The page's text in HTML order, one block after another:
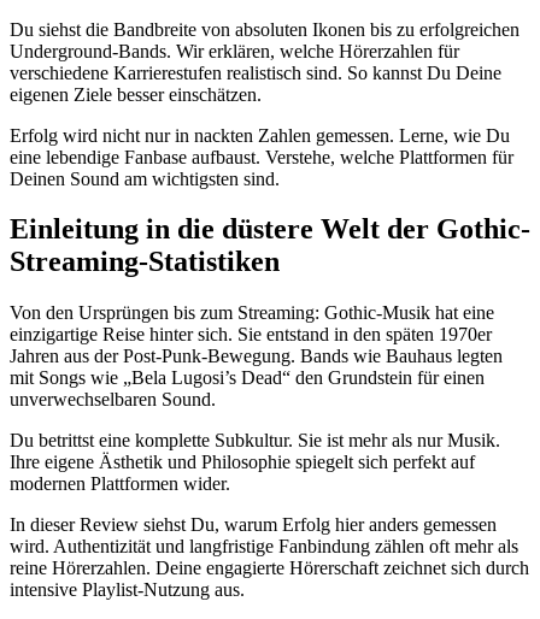
Du siehst die Bandbreite von absoluten Ikonen bis zu erfolgreichen
Underground-Bands. Wir erklären, welche Hörerzahlen für
verschiedene Karrierestufen realistisch sind. So kannst Du Deine
eigenen Ziele besser einschätzen.
Erfolg wird nicht nur in nackten Zahlen gemessen. Lerne, wie Du
eine lebendige Fanbase aufbaust. Verstehe, welche Plattformen für
Deinen Sound am wichtigsten sind.
Einleitung in die düstere Welt der Gothic-
Streaming-Statistiken
Von den Ursprüngen bis zum Streaming: Gothic-Musik hat eine
einzigartige Reise hinter sich. Sie entstand in den späten 1970er
Jahren aus der Post-Punk-Bewegung. Bands wie Bauhaus legten
mit Songs wie „Bela Lugosi’s Dead“ den Grundstein für einen
unverwechselbaren Sound.
Du betrittst eine komplette Subkultur. Sie ist mehr als nur Musik.
Ihre eigene Ästhetik und Philosophie spiegelt sich perfekt auf
modernen Plattformen wider.
In dieser Review siehst Du, warum Erfolg hier anders gemessen
wird. Authentizität und langfristige Fanbindung zählen oft mehr als
reine Hörerzahlen. Deine engagierte Hörerschaft zeichnet sich durch
intensive Playlist-Nutzung aus.